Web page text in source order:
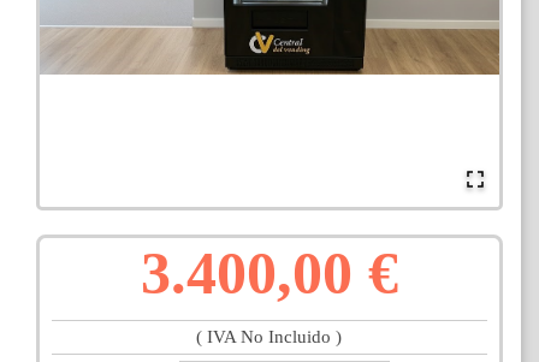
3.400,00 €
( IVA No Incluido )